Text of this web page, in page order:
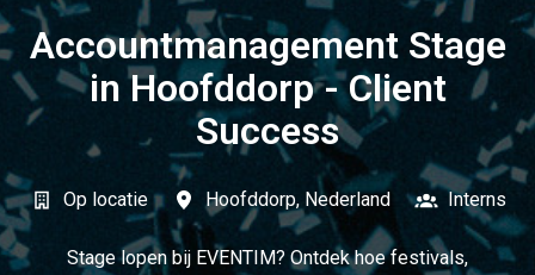
Accountmanagement Stage
in Hoofddorp - Client
Success
Op locatie Hoofddorp, Nederland Interns
Stage lopen bij EVENTIM? Ontdek hoe festivals,